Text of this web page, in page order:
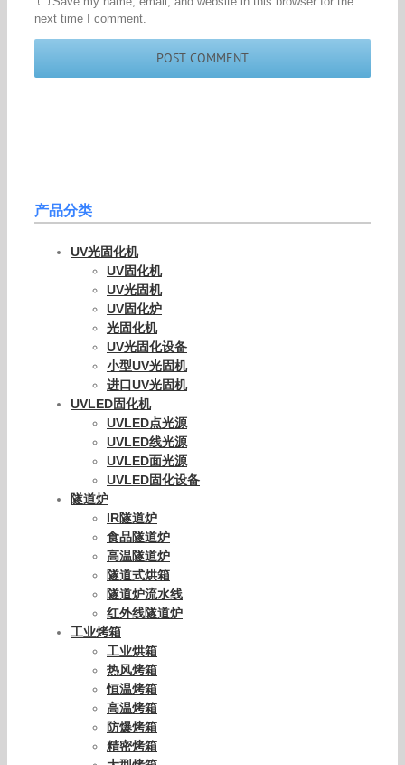
next time I comment.
产品分类
UV光固化机
UV固化机
UV光固机
UV固化炉
光固化机
UV光固化设备
小型UV光固机
进口UV光固机
UVLED固化机
UVLED点光源
UVLED线光源
UVLED面光源
UVLED固化设备
隧道炉
IR隧道炉
食品隧道炉
高温隧道炉
隧道式烘箱
隧道炉流水线
红外线隧道炉
工业烤箱
工业烘箱
热风烤箱
恒温烤箱
高温烤箱
防爆烤箱
精密烤箱